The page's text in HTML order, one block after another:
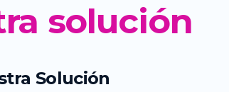
solución
Solución